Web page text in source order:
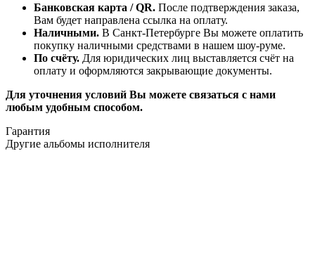
Банковская карта / QR. После подтверждения заказа,
Вам будет направлена ссылка на оплату.
Наличными. В Санкт-Петербурге Вы можете оплатить
покупку наличными средствами в нашем шоу-руме.
По счёту. Для юридических лиц выставляется счёт на
оплату и оформляются закрывающие документы.
Для уточнения условий Вы можете связаться с нами
любым удобным способом.
Гарантия
Другие альбомы исполнителя